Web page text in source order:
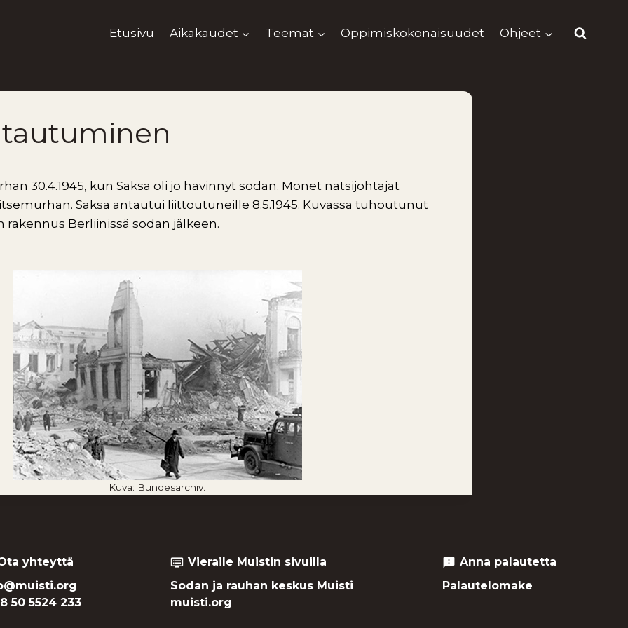
Etusivu Aikakaudet Teemat Oppimiskokonaisuudet Ohjeet
30.4.1945, kun Saksa oli jo hävinnyt sodan. Monet natsijohtajat
Saksa antautui liittoutuneille 8.5.1945. Kuvassa tuhoutunut
Berliinissä sodan jälkeen.
Kuva: Bundesarchiv.
yhteyttä
50 5524 233
dvr Vieraile Muistin sivuilla
Sodan ja rauhan keskus Muisti
muisti.org
feedback Anna palautetta
Palautelomake